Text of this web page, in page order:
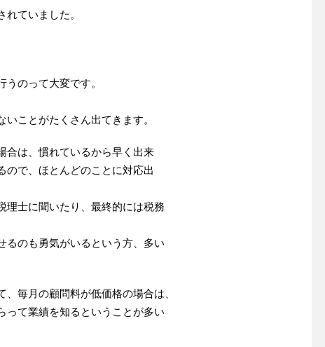
ていました。
のって大変です。
ことがたくさん出てきます。
合は、慣れているから早く出来
ので、ほとんどのことに対応出
理士に聞いたり、最終的には税務
るのも勇気がいるという方、多い
毎月の顧問料が低価格の場合は、
って業績を知るということが多い